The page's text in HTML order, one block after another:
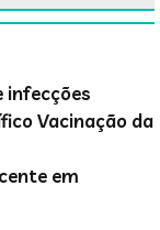
infecções
Vacinação da
em